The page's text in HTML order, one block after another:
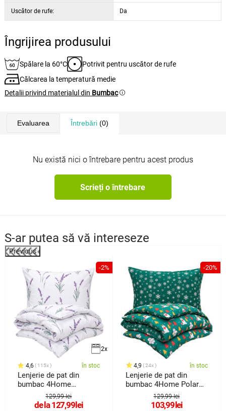
Uscător de rufe: Da
Îngrijirea produsului
Spălare la 60°C
Potrivit pentru uscător de rufe
Călcarea la temperatură medie
Detalii privind materialul din Bumbac
Evaluarea Întrebări(0)
Nu există nici o întrebare pentru acest produs
Scrieți o întrebare
S-ar putea să vă intereseze
Previous
-2%
2x
4,6 115x în stoc
Lenjerie de pat din
bumbac 4Home
Lavender, 140 x
129,99 lei
de la127,99 lei
-20%
4,9 24x în stoc
Lenjerie de pat din
bumbac 4Home Polar
Bear, 140 x200 cm, 70 x
129,99 lei
103,99 lei